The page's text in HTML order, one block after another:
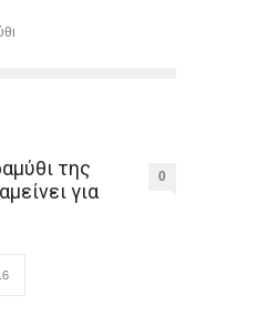
της
για
0